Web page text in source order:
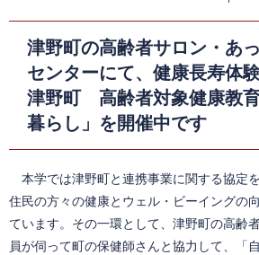
津野町の高齢者サロン・あ
センターにて、健康長寿体
津野町 高齢者対象健康教
暮らし」を開催中です
本学では津野町と連携事業に関する協定
住民の方々の健康とウェル・ビーイングの
ています。その一環として、津野町の高齢
員が伺って町の保健師さんと協力して、「